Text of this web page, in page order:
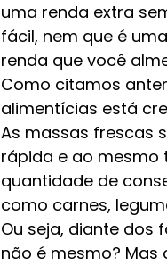
uma renda extra
fácil, nem que é
renda que você
Como citamos
alimentícias está
As massas frescas
rápida e ao mesmo
quantidade de
como carnes,
Ou seja, diante dos
não é mesmo?